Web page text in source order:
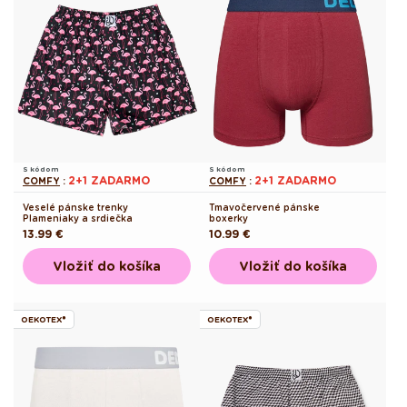
S kódom
COMFY : 2+1 ZADARMO
Veselé pánske trenky
Plameniaky a srdiečka
Pôvodná
cena
13.99 €
Vložiť do košíka
S kódom
COMFY : 2+1 ZADARMO
Tmavočervené pánske
boxerky
Pôvodná
cena
10.99 €
Vložiť do košíka
OEKOTEX® OEKOTEX®